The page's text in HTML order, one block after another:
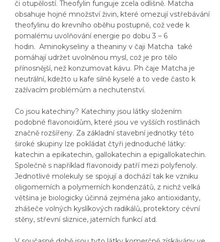
či otupělostí. Theofylin funguje zcela odlišně. Matcha
obsahuje hojné množství živin, které omezují vstřebávání
theofylinu do krevního oběhu postupně, což vede k
pomalému uvolňování energie po dobu 3 – 6
hodin. Aminokyseliny a theaniny v čaji Matcha také
pomáhají udržet uvolněnou mysl, což je pro tělo
přínosnější, než konzumovat kávu. Ph čaje Matcha je
neutrální, kdežto u kafe silně kyselé a to vede často k
zažívacím problémům a nechutenství.
Co jsou katechiny? Katechiny jsou látky složením
podobné flavonoidům, které jsou ve vyšších rostlinách
značně rozšířeny. Za základní stavební jednotky této
široké skupiny lze pokládat čtyři jednoduché látky:
katechin a epikatechin, gallokatechin a epigallokatechin.
Společně s například flavonoidy patří mezi polyfenoly.
Jednotlivé molekuly se spojují a dochází tak ke vzniku
oligomerních a polymerních kondenzátů, z nichž velká
většina je biologicky účinná zejména jako antioxidanty,
zhášeče volných kyslíkových radikálů, protektory cévní
stěny, střevní sliznice, jaterních funkcí atd.